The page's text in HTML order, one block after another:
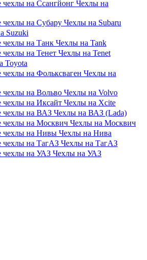
Чехлы на
Чехлы на Subaru
Suzuki
Чехлы на Tank
Чехлы на Tenet
Toyota
Чехлы на
Чехлы на Volvo
Чехлы на Xcite
Чехлы на ВАЗ (Lada)
Чехлы на Москвич
Чехлы на Нива
Чехлы на ТагАЗ
Чехлы на УАЗ